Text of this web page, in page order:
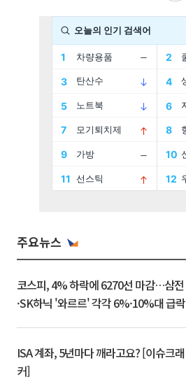
주요뉴스
코스피, 4% 하락에 6270선 마감…삼전
·SK하닉 '와르르' 각각 6%·10%대 급락
ISA 계좌, 5년마다 깨라고요? [이슈크래
커]